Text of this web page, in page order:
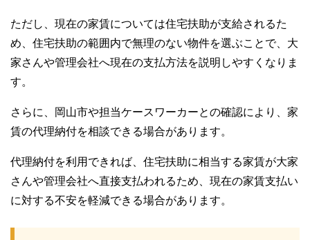
ただし、現在の家賃については住宅扶助が支給されるた
め、住宅扶助の範囲内で無理のない物件を選ぶことで、大
家さんや管理会社へ現在の支払方法を説明しやすくなりま
す。
さらに、岡山市や担当ケースワーカーとの確認により、家
賃の代理納付を相談できる場合があります。
代理納付を利用できれば、住宅扶助に相当する家賃が大家
さんや管理会社へ直接支払われるため、現在の家賃支払い
に対する不安を軽減できる場合があります。